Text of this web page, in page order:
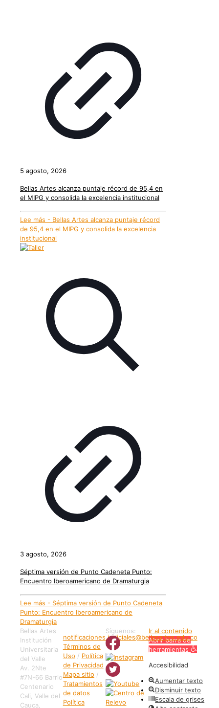
5 agosto, 2026
Bellas Artes alcanza puntaje récord de 95,4 en
el MIPG y consolida la excelencia institucional
Lee más - Bellas Artes alcanza puntaje récord
de 95,4 en el MIPG y consolida la excelencia
institucional
3 agosto, 2026
Séptima versión de Punto Cadeneta Punto:
Encuentro Iberoamericano de Dramaturgia
Lee más - Séptima versión de Punto Cadeneta
Punto: Encuentro Iberoamericano de
Dramaturgia
Bellas Artes
Institución
Universitaria
del Valle
Av. 2Nte
#7N-66 Barrio
Centenario
Cali, Valle del
Cauca,
notificaciones.judiciales@bellasartes.edu.co
Términos de
Uso / Política
de Privacidad
Mapa sitio /
Tratamientos
de datos
Política
Síguenos:
Ir al contenido
Abrir barra de
herramientas
Accesibilidad
Aumentar texto
Disminuir texto
Escala de grises